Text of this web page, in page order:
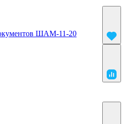
ШАМ-11-20